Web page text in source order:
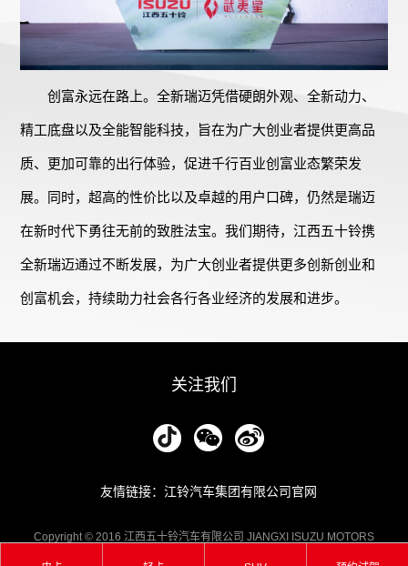
创富永远在路上。全新瑞迈凭借硬朗外观、全新动力、
精工底盘以及全能智能科技，旨在为广大创业者提供更高品
质、更加可靠的出行体验，促进千行百业创富业态繁荣发
展。同时，超高的性价比以及卓越的用户口碑，仍然是瑞迈
在新时代下勇往无前的致胜法宝。我们期待，江西五十铃携
全新瑞迈通过不断发展，为广大创业者提供更多创新创业和
创富机会，持续助力社会各行各业经济的发展和进步。
关注我们
友情链接：江铃汽车集团有限公司官网
Copyright © 2016 江西五十铃汽车有限公司 JIANGXI ISUZU MOTORS